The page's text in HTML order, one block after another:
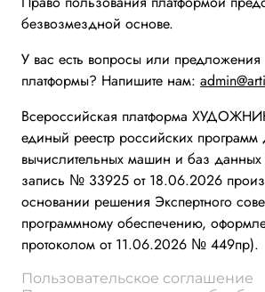
безвозмездной основе.
У вас есть вопросы или предложения
платформы? Напишите нам:
Всероссийская платформа
единый реестр российских программ
вычислительных машин и баз данных
запись № 33925 от 18.06.2026
основании решения Экспертного
программному обеспечению,
протоколом от 11.06.2026 № 449пр).
Пользовательское соглашение